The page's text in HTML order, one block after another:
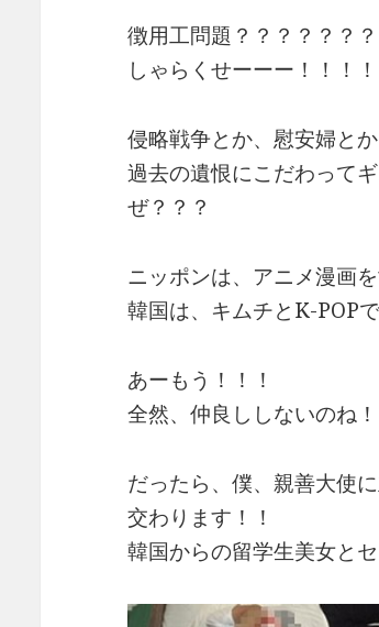
徴用工問題？？？？？？
しゃらくせーーー！！！
侵略戦争とか、慰安婦とか
過去の遺恨にこだわって
ぜ？？？
ニッポンは、アニメ漫画
韓国は、キムチとK-POP
あーもう！！！
全然、仲良ししないのね！
だったら、僕、親善大使
交わります！！
韓国からの留学生美女と